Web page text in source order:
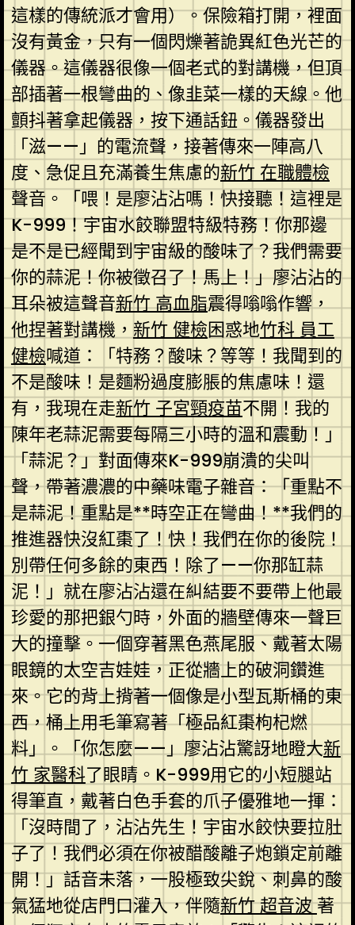
這樣的傳統派才會用）。保險箱打開，裡面
沒有黃金，只有一個閃爍著詭異紅色光芒的
儀器。這儀器很像一個老式的對講機，但頂
部插著一根彎曲的、像韭菜一樣的天線。他
顫抖著拿起儀器，按下通話鈕。儀器發出
「滋——」的電流聲，接著傳來一陣高八
度、急促且充滿養生焦慮的新竹 在職體檢
聲音。「喂！是廖沾沾嗎！快接聽！這裡是
K-999！宇宙水餃聯盟特級特務！你那邊
是不是已經聞到宇宙級的酸味了？我們需要
你的蒜泥！你被徵召了！馬上！」廖沾沾的
耳朵被這聲音新竹 高血脂震得嗡嗡作響，
他捏著對講機， 新竹 健檢困惑地竹科 員工
健檢喊道：「特務？酸味？等等！我聞到的
不是酸味！是麵粉過度膨脹的焦慮味！還
有，我現在走新竹 子宮頸疫苗不開！我的
陳年老蒜泥需要每隔三小時的溫和震動！」
「蒜泥？」對面傳來K-999崩潰的尖叫
聲，帶著濃濃的中藥味電子雜音：「重點不
是蒜泥！重點是**時空正在彎曲！**我們的
推進器快沒紅棗了！快！我們在你的後院！
別帶任何多餘的東西！除了——你那缸蒜
泥！」就在廖沾沾還在糾結要不要帶上他最
珍愛的那把銀勺時，外面的牆壁傳來一聲巨
大的撞擊。一個穿著黑色燕尾服、戴著太陽
眼鏡的太空吉娃娃，正從牆上的破洞鑽進
來。它的背上揹著一個像是小型瓦斯桶的東
西，桶上用毛筆寫著「極品紅棗枸杞燃
料」。「你怎麼——」廖沾沾驚訝地瞪大新
竹 家醫科了眼睛。K-999用它的小短腿站
得筆直，戴著白色手套的爪子優雅地一揮：
「沒時間了，沾沾先生！宇宙水餃快要拉肚
子了！我們必須在你被醋酸離子炮鎖定前離
開！」話音未落，一股極致尖銳、刺鼻的酸
氣猛地從店門口灌入，伴隨新竹 超音波著